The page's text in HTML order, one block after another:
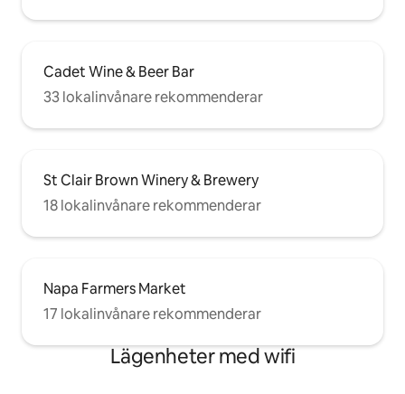
Cadet Wine & Beer Bar
33 lokalinvånare rekommenderar
St Clair Brown Winery & Brewery
18 lokalinvånare rekommenderar
Napa Farmers Market
17 lokalinvånare rekommenderar
Lägenheter med wifi